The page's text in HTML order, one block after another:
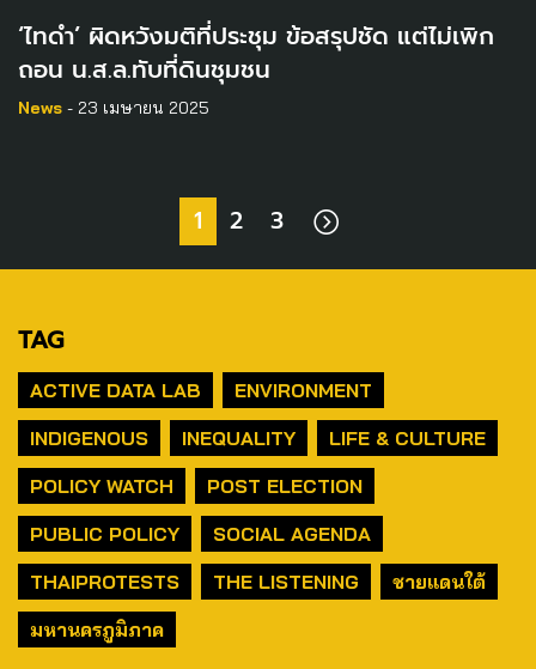
‘ไทดำ’ ผิดหวังมติที่ประชุม ข้อสรุปชัด แต่ไม่เพิก
ถอน น.ส.ล.ทับที่ดินชุมชน
News - 23 เมษายน 2025
1 2 3
TAG
ACTIVE DATA LAB
ENVIRONMENT
INDIGENOUS
INEQUALITY
LIFE & CULTURE
POLICY WATCH
POST ELECTION
PUBLIC POLICY
SOCIAL AGENDA
THAIPROTESTS
THE LISTENING
ชายแดนใต้
มหานครภูมิภาค